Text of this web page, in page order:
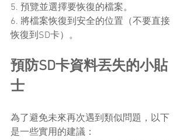
5. 預覽並選擇要恢復的檔案。
6. 將檔案恢復到安全的位置（不要直接
恢復到SD卡）。
預防SD卡資料丟失的小貼
士
為了避免未來再次遇到類似問題，以下
是一些實用的建議：